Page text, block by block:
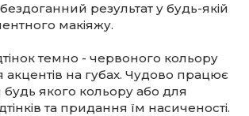
результат у будь-якій
макіяжу.
темно - червоного кольору
на губах. Чудово працює
якого кольору або для
та придання їм насиченості.